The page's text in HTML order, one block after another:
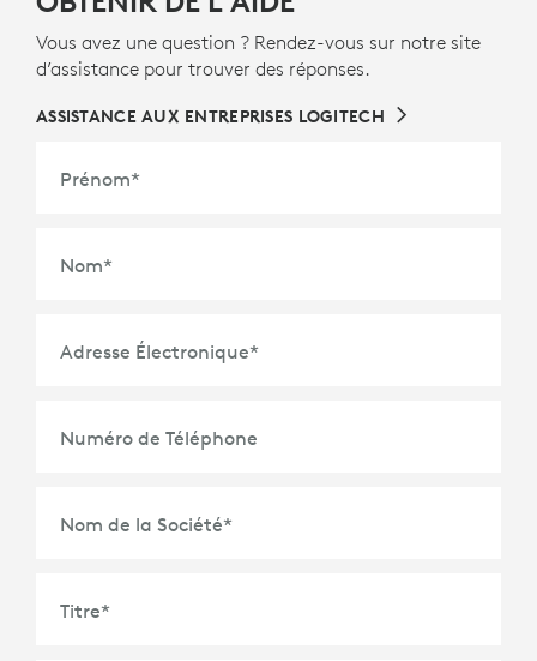
Vous avez une question ? Rendez-vous sur notre site
d’assistance pour trouver des réponses.
ASSISTANCE AUX ENTREPRISES LOGITECH
Prénom*
Nom*
Adresse Électronique*
Numéro de Téléphone
Nom de la Société*
Titre*